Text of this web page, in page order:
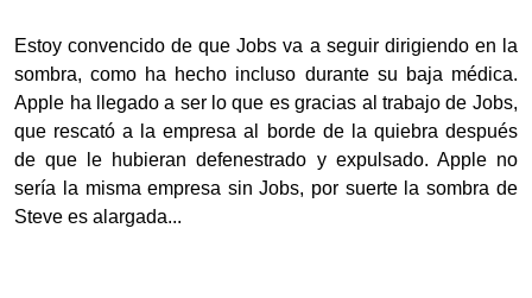
Estoy convencido de que Jobs va a seguir dirigiendo en la
sombra, como ha hecho incluso durante su baja médica.
Apple ha llegado a ser lo que es gracias al trabajo de Jobs,
que rescató a la empresa al borde de la quiebra después
de que le hubieran defenestrado y expulsado. Apple no
sería la misma empresa sin Jobs, por suerte la sombra de
Steve es alargada...